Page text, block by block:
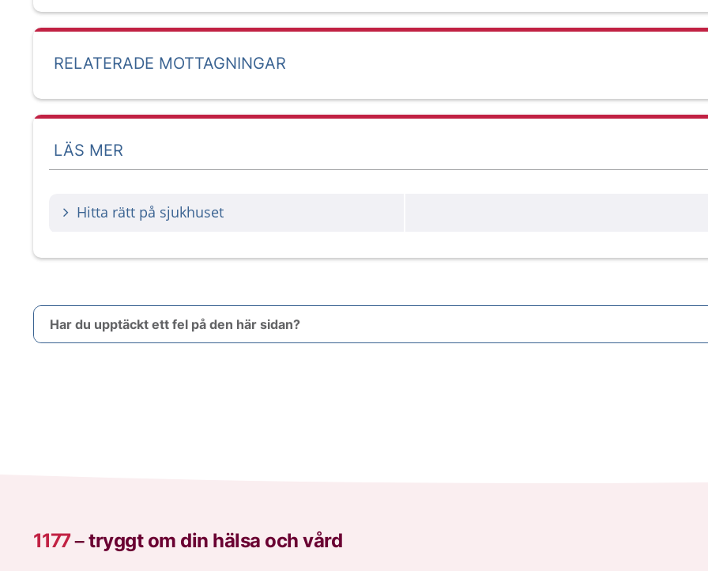
RELATERADE MOTTAGNINGAR
LÄS MER
Hitta rätt på sjukhuset
Har du upptäckt ett fel på den här sidan?
1177–tryggt om din hälsa och vård